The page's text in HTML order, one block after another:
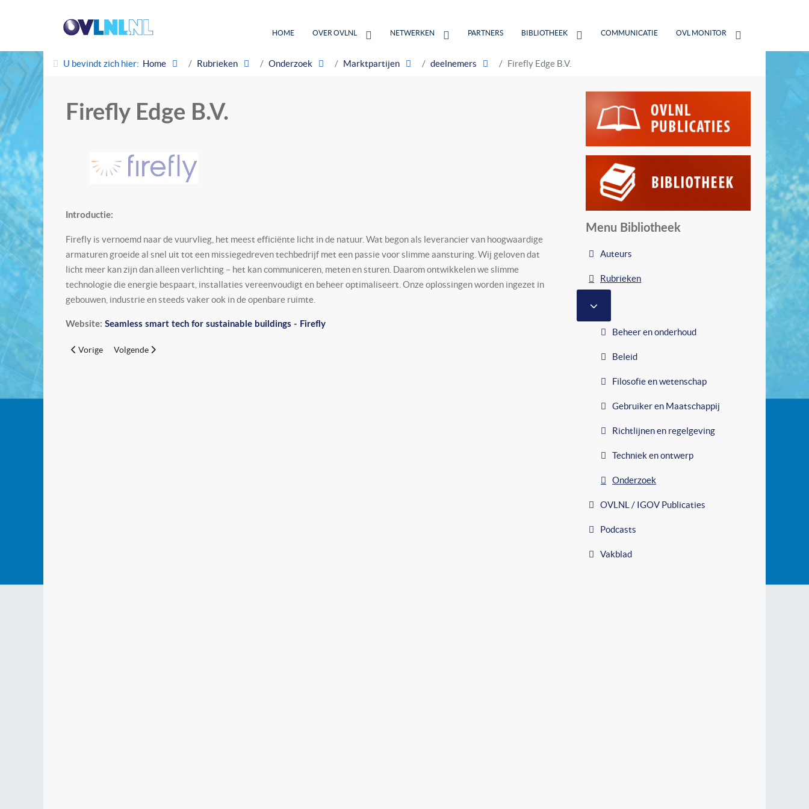
HOME OVER OVLNL NETWERKEN PARTNERS BIBLIOTHEEK COMMUNICATIE OVL MONITOR
U bevindt zich hier: Home Rubrieken Onderzoek Marktpartijen deelnemers Firefly Edge B.V.
Firefly Edge B.V.
Introductie:
Firefly is vernoemd naar de vuurvlieg, het meest efficiënte licht in de natuur. Wat begon als leverancier van hoogwaardige
armaturen groeide al snel uit tot een missiegedreven techbedrijf met een passie voor slimme aansturing. Wij geloven dat
licht meer kan zijn dan alleen verlichting – het kan communiceren, meten en sturen. Daarom ontwikkelen we slimme
technologie die energie bespaart, installaties vereenvoudigt en beheer optimaliseert. Onze oplossingen worden ingezet in
gebouwen, industrie en steeds vaker ook in de openbare ruimte.
Website: Seamless smart tech for sustainable buildings - Firefly
Vorig artikel: Nedtechnics
Vorige Volgende artikel: Acquire Publishing
Volgende
Menu Bibliotheek
Auteurs
Rubrieken
Beheer en onderhoud
Beleid
Filosofie en wetenschap
Gebruiker en Maatschappij
Richtlijnen en regelgeving
Techniek en ontwerp
Onderzoek
OVLNL / IGOV Publicaties
Podcasts
Vakblad